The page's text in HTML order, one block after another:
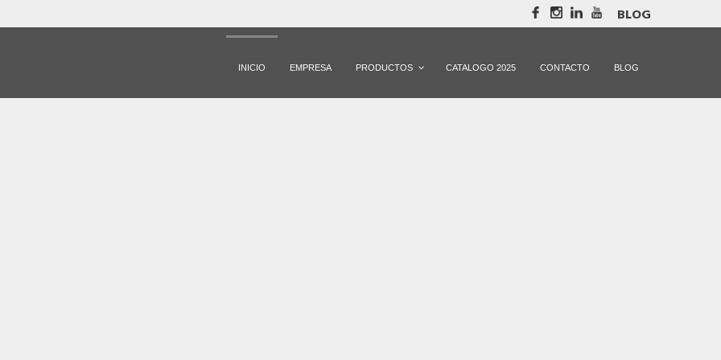
BLOG
INICIO EMPRESA PRODUCTOS CATALOGO 2025 CONTACTO BLOG